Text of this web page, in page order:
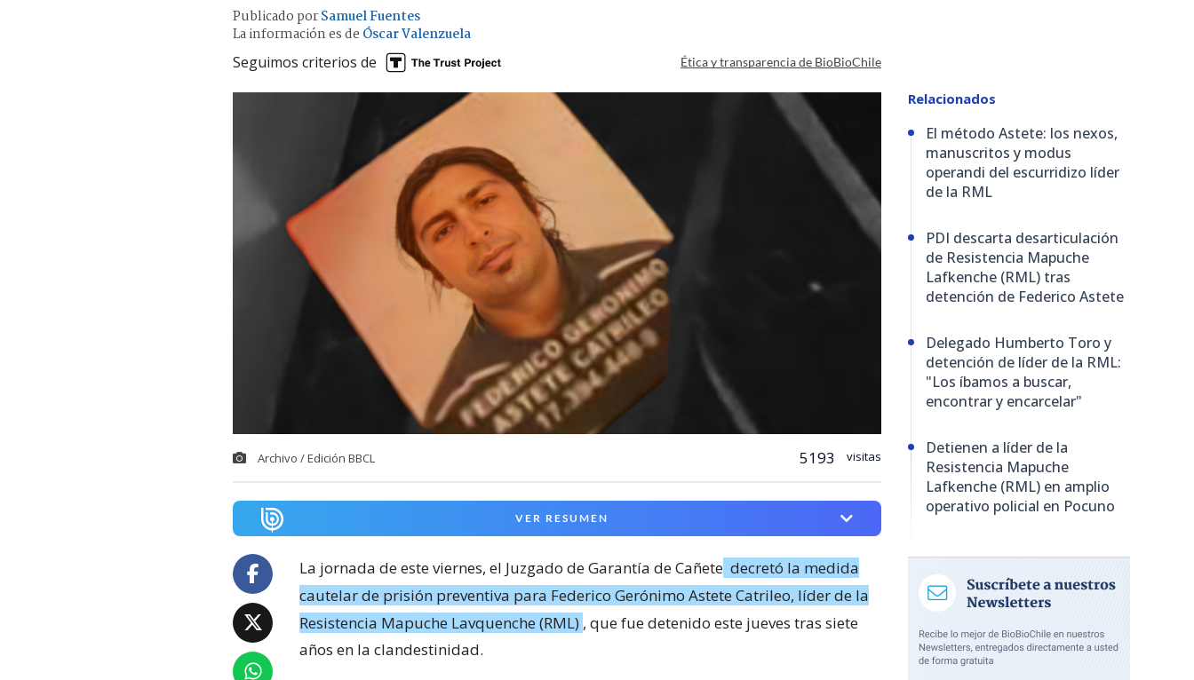
Publicado porSamuel Fuentes
La información es de Óscar Valenzuela
Seguimos criterios de Ética y transparencia de BioBioChile
Archivo / Edición BBCL 5193 visitas
VER RESUMEN
La jornada de este viernes, el Juzgado de Garantía de Cañete decretó la medida
cautelar de prisión preventiva para Federico Gerónimo Astete Catrileo, líder de la
Resistencia Mapuche Lavquenche (RML) , que fue detenido este jueves tras siete
años en la clandestinidad.
Relacionados
El método Astete: los nexos,
manuscritos y modus
operandi del escurridizo líder
de la RML
PDI descarta desarticulación
de Resistencia Mapuche
Lafkenche (RML) tras
detención de Federico Astete
Delegado Humberto Toro y
detención de líder de la RML:
"Los íbamos a buscar,
encontrar y encarcelar"
Detienen a líder de la
Resistencia Mapuche
Lafkenche (RML) en amplio
operativo policial en Pocuno